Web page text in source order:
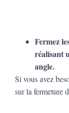
Fermez
réalisant
angle.
Si vous avez
sur la fermeture